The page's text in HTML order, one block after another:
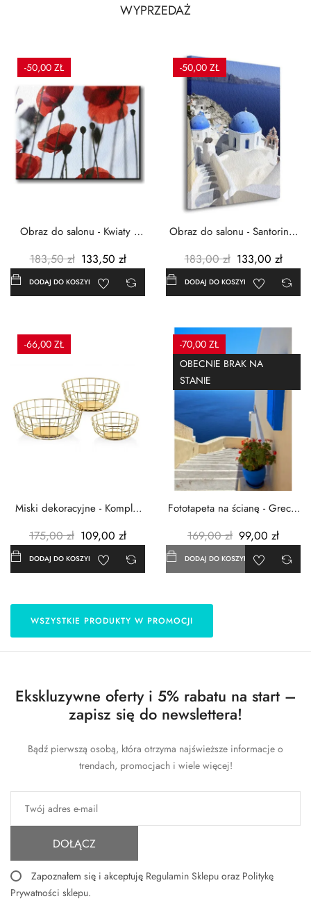
WYPRZEDAŻ
-50,00 ZŁ
Obraz do salonu - Kwiaty -
183,50 zł 133,50 zł
DODAJ DO KOSZYKA
-50,00 ZŁ
Obraz do salonu - Santorini -
183,00 zł 133,00 zł
DODAJ DO KOSZYKA
-66,00 ZŁ
Miski dekoracyjne - Komplet
175,00 zł 109,00 zł
DODAJ DO KOSZYKA
-70,00 ZŁ
OBECNIE BRAK NA
STANIE
Fototapeta na ścianę - Grecja
169,00 zł 99,00 zł
DODAJ DO KOSZYKA
WSZYSTKIE PRODUKTY W PROMOCJI
Ekskluzywne oferty i 5% rabatu na start –
zapisz się do newslettera!
Bądź pierwszą osobą, która otrzyma najświeższe informacje o
trendach, promocjach i wiele więcej!
DOŁĄCZ
Zapoznałem się i akceptuję Regulamin Sklepu oraz Politykę
Prywatności sklepu.